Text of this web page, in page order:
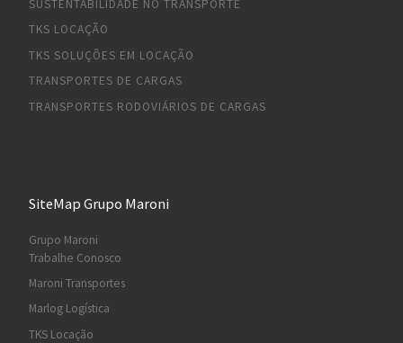
SUSTENTABILIDADE NO TRANSPORTE
TKS LOCAÇÃO
TKS SOLUÇÕES EM LOCAÇÃO
TRANSPORTES DE CARGAS
TRANSPORTES RODOVIÁRIOS DE CARGAS
SiteMap Grupo Maroni
Grupo Maroni
Trabalhe Conosco
Maroni Transportes
Marlog Logística
TKS Locação